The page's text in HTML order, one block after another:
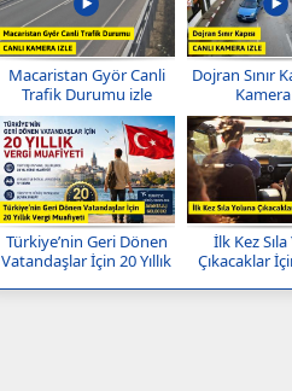
Macaristan Györ Canli
Trafik Durumu izle
Dojran Sınır
Türkiye’nin Geri Dönen
Vatandaşlar İçin 20 Yıllık
İlk Kez
Çıkacaklar